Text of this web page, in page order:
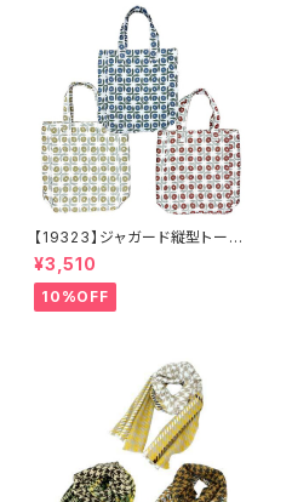
【19323】ジャガード縦型トート
【送料無料】トレンド トートバッ
グ ジャガードバッグ ジャガー
ド生地 花柄 グレーベージ
ュ アイボリー ライトグレー
¥3,510
10%OFF